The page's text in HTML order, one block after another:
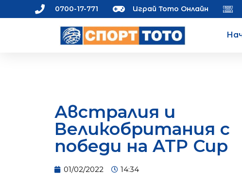
0700-17-771 Играй Тото Онлайн
Австралия и
Великобритания с
победи на ATP Cup
01/02/2022 14:34